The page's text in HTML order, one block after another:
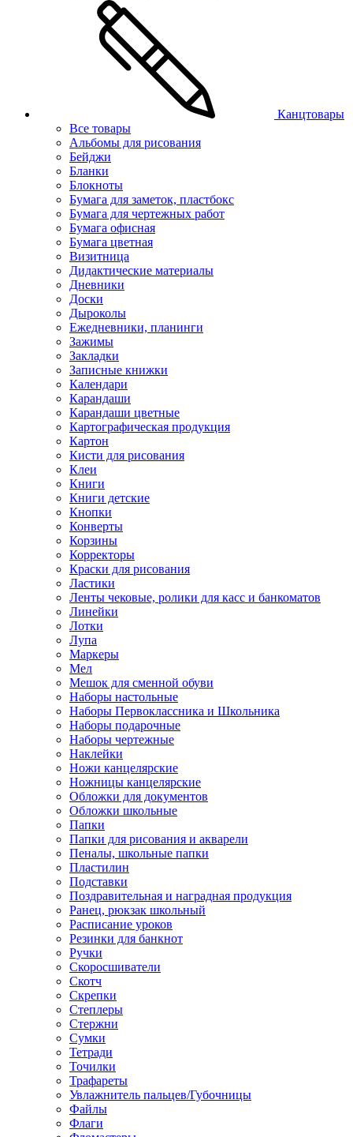
Канцтовары
Все товары
Альбомы для рисования
Бейджи
Бланки
Блокноты
Бумага для заметок, пластбокс
Бумага для чертежных работ
Бумага офисная
Бумага цветная
Визитница
Дидактические материалы
Дневники
Доски
Дыроколы
Ежедневники, планинги
Зажимы
Закладки
Записные книжки
Календари
Карандаши
Карандаши цветные
Картографическая продукция
Картон
Кисти для рисования
Клеи
Книги
Книги детские
Кнопки
Конверты
Корзины
Корректоры
Краски для рисования
Ластики
Ленты чековые, ролики для касс и банкоматов
Линейки
Лотки
Лупа
Маркеры
Мел
Мешок для сменной обуви
Наборы настольные
Наборы Первоклассника и Школьника
Наборы подарочные
Наборы чертежные
Наклейки
Ножи канцелярские
Ножницы канцелярские
Обложки для документов
Обложки школьные
Папки
Папки для рисования и акварели
Пеналы, школьные папки
Пластилин
Подставки
Поздравительная и наградная продукция
Ранец, рюкзак школьный
Расписание уроков
Резинки для банкнот
Ручки
Скоросшиватели
Скотч
Скрепки
Степлеры
Стержни
Сумки
Тетради
Точилки
Трафареты
Увлажнитель пальцев/Губочницы
Файлы
Флаги